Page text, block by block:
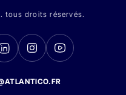
tous droits réservés.